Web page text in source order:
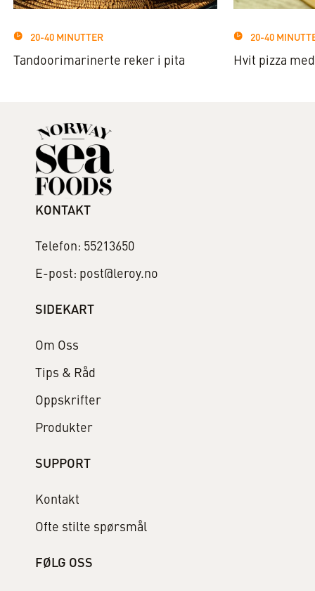
20-40 MINUTTER
Tandoorimarinerte reker i pita
20-40
Hvit pizza
KONTAKT
Telefon: 55213650
E-post: post@leroy.no
SIDEKART
Om Oss
Tips & Råd
Oppskrifter
Produkter
SUPPORT
Kontakt
Ofte stilte spørsmål
FØLG OSS